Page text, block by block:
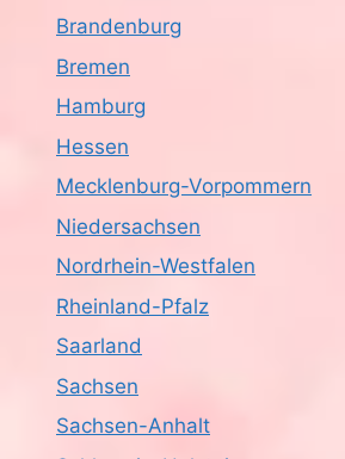
Brandenburg
Bremen
Hamburg
Hessen
Mecklenburg-Vorpommern
Niedersachsen
Nordrhein-Westfalen
Rheinland-Pfalz
Saarland
Sachsen
Sachsen-Anhalt